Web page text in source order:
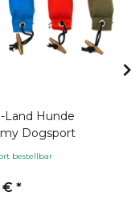
Land Hunde
Dogsport
bestellbar
€ *